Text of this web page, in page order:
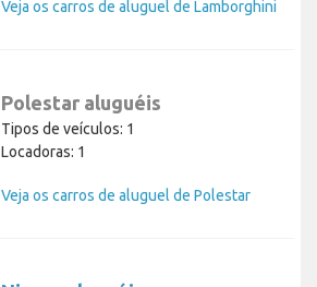
Veja os carros de aluguel de Lamborghini
Polestar aluguéis
Tipos de veículos: 1
Locadoras: 1
Veja os carros de aluguel de Polestar